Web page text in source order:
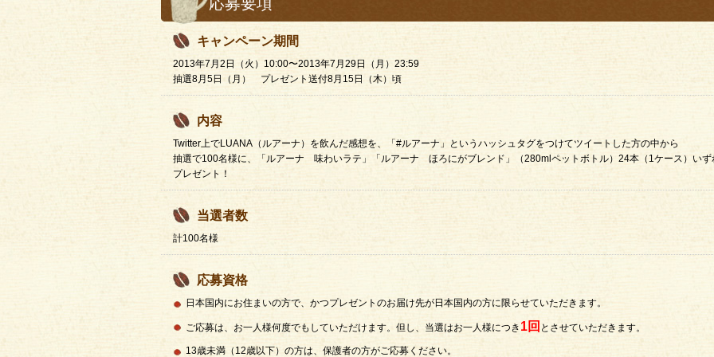
キャンペーン期間
2013年7月2日（火）10:00〜2013年7月29日（月）23:59
抽選8月5日（月） プレゼント送付8月15日（木）頃
内容
Twitter上でLUANA（ルアーナ）を飲んだ感想を、「#ルアーナ」というハッシュタグをつけてツイートした方の中から
抽選で100名様に、「ルアーナ 味わいラテ」「ルアーナ ほろにがブレンド」（280mlペットボトル）24本（1ケース）いず
プレゼント！
当選者数
計100名様
応募資格
日本国内にお住まいの方で、かつプレゼントのお届け先が日本国内の方に限らせていただきます。
ご応募は、お一人様何度でもしていただけます。但し、当選はお一人様につき 1回 とさせていただきます。
13歳未満（12歳以下）の方は、保護者の方がご応募ください。